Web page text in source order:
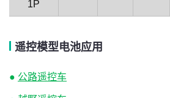
1P
遥控模型电池应用
● 公路遥控车